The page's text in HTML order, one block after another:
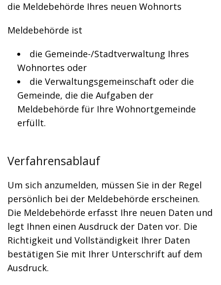
die Meldebehörde Ihres neuen Wohnorts
Meldebehörde ist
die Gemeinde-/Stadtverwaltung Ihres
Wohnortes oder
die Verwaltungsgemeinschaft oder die
Gemeinde, die die Aufgaben der
Meldebehörde für Ihre Wohnortgemeinde
erfüllt.
Verfahrensablauf
Um sich anzumelden, müssen Sie in der Regel
persönlich bei der Meldebehörde erscheinen.
Die Meldebehörde erfasst Ihre neuen Daten und
legt Ihnen einen Ausdruck der Daten vor. Die
Richtigkeit und Vollständigkeit Ihrer Daten
bestätigen Sie mit Ihrer Unterschrift auf dem
Ausdruck.